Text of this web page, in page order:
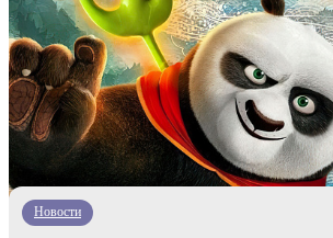
Новости